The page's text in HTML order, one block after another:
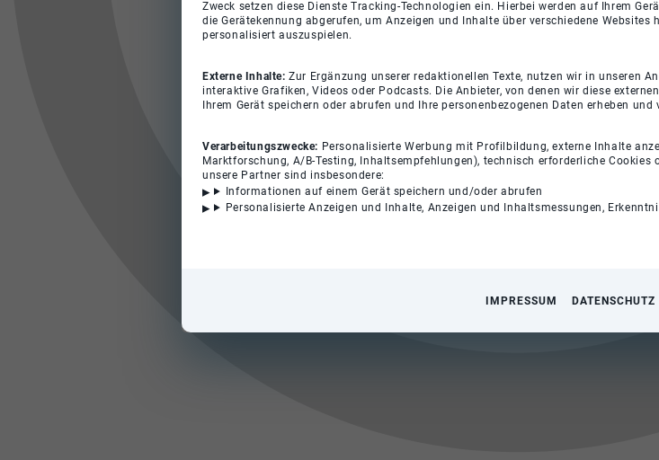
Zweck setzen diese Dienste Tracking-Technologien ein. Hierbei werden auf Ihrem
die Gerätekennung abgerufen, um Anzeigen und Inhalte über verschiedene
personalisiert auszuspielen.
Externe Inhalte:Zur Ergänzung unserer redaktionellen Texte, nutzen wir in unseren
interaktive Grafiken, Videos oder Podcasts. Die Anbieter, von denen wir diese
Ihrem Gerät speichern oder abrufen und Ihre personenbezogenen Daten erheben und
Verarbeitungszwecke: Personalisierte Werbung mit Profilbildung, externe Inhalte
Marktforschung, A/B-Testing, Inhaltsempfehlungen), technisch erforderliche
unsere Partner sind insbesondere:
Informationen auf einem Gerät speichern und/oder abrufen
Personalisierte Anzeigen und Inhalte, Anzeigen und Inhaltsmessungen,
IMPRESSUM DATENSCHUTZ